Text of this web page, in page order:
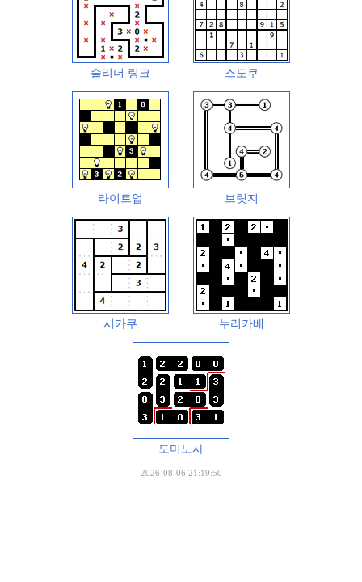
슬리더 링크 스도쿠
라이트업 브릿지
시카쿠 누리카베
도미노사
2026-08-06 21:19:50